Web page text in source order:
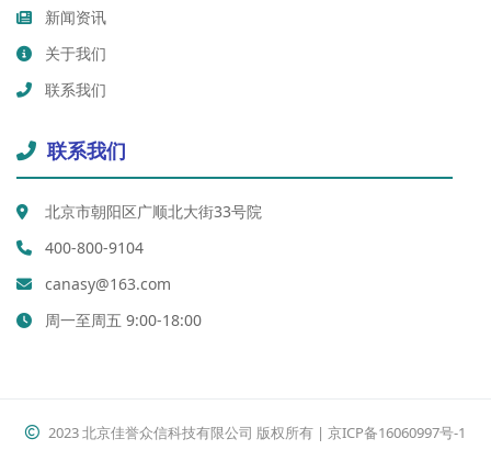
新闻资讯
关于我们
联系我们
联系我们
北京市朝阳区广顺北大街33号院
400-800-9104
canasy@163.com
周一至周五 9:00-18:00
2023 北京佳誉众信科技有限公司 版权所有 | 京ICP备16060997号-1